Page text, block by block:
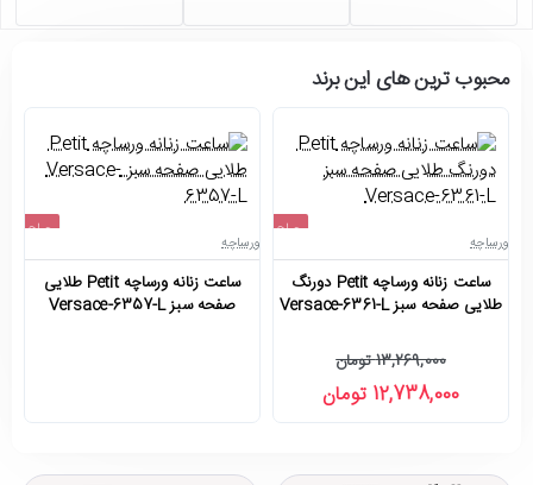
محبوب ترین های این برند
حراج
-4%
ورساچه
ساعت زنانه ورساچه Petit دورنگ
طلایی صفحه سبز Versace-6361-L
12,738,000 تومان
13,269,000 تومان
حراج
اتمام موجودی
ورساچه
ساعت زنانه ورساچه Petit طلایی
صفحه سبز Versace-6357-L